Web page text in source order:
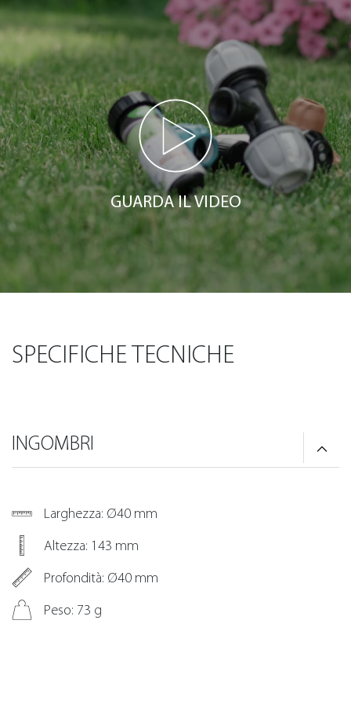
GUARDA IL VIDEO
SPECIFICHE TECNICHE
INGOMBRI
Larghezza: Ø40 mm
Altezza: 143 mm
Profondità: Ø40 mm
Peso: 73 g